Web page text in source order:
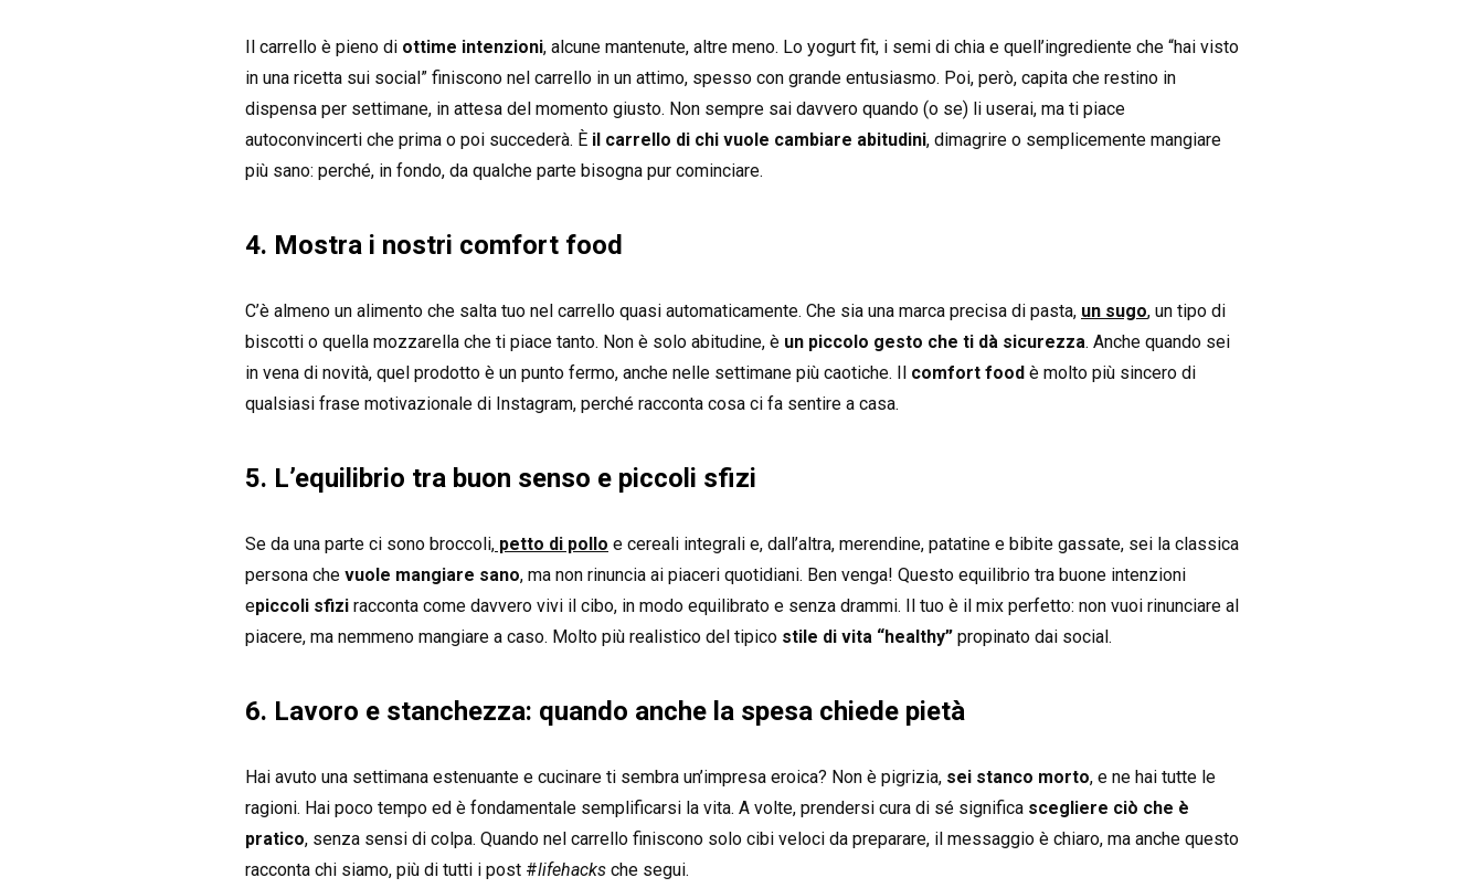
Il carrello è pieno di ottime intenzioni, alcune mantenute, altre meno. Lo yogurt fit, i semi di chia e quell’ingrediente che “hai visto
in una ricetta sui social” finiscono nel carrello in un attimo, spesso con grande entusiasmo. Poi, però, capita che restino in
dispensa per settimane, in attesa del momento giusto. Non sempre sai davvero quando (o se) li userai, ma ti piace
autoconvincerti che prima o poi succederà. È il carrello di chi vuole cambiare abitudini, dimagrire o semplicemente mangiare
più sano: perché, in fondo, da qualche parte bisogna pur cominciare.
4. Mostra i nostri comfort food
C’è almeno un alimento che salta tuo nel carrello quasi automaticamente. Che sia una marca precisa di pasta, un sugo, un tipo di
biscotti o quella mozzarella che ti piace tanto. Non è solo abitudine, è un piccolo gesto che ti dà sicurezza. Anche quando sei
in vena di novità, quel prodotto è un punto fermo, anche nelle settimane più caotiche. Il comfort food è molto più sincero di
qualsiasi frase motivazionale di Instagram, perché racconta cosa ci fa sentire a casa.
5. L’equilibrio tra buon senso e piccoli sfizi
Se da una parte ci sono broccoli, petto di pollo e cereali integrali e, dall’altra, merendine, patatine e bibite gassate, sei la classica
persona che vuole mangiare sano, ma non rinuncia ai piaceri quotidiani. Ben venga! Questo equilibrio tra buone intenzioni
epiccoli sfizi racconta come davvero vivi il cibo, in modo equilibrato e senza drammi. Il tuo è il mix perfetto: non vuoi rinunciare al
piacere, ma nemmeno mangiare a caso. Molto più realistico del tipico stile di vita “healthy” propinato dai social.
6. Lavoro e stanchezza: quando anche la spesa chiede pietà
Hai avuto una settimana estenuante e cucinare ti sembra un’impresa eroica? Non è pigrizia, sei stanco morto, e ne hai tutte le
ragioni. Hai poco tempo ed è fondamentale semplificarsi la vita. A volte, prendersi cura di sé significa scegliere ciò che è
pratico, senza sensi di colpa. Quando nel carrello finiscono solo cibi veloci da preparare, il messaggio è chiaro, ma anche questo
racconta chi siamo, più di tutti i post #lifehacks che segui.